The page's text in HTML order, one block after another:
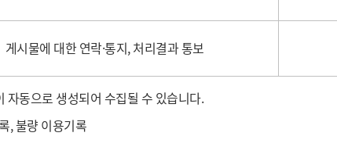
게시물에 대한 연락·통지, 처리결과 통보
동으로 생성되어 수집될 수 있습니다.
, 불량 이용기록